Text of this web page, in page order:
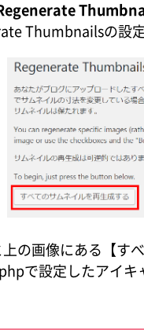
Thumbnailsの設
の画像にある【す
で設定したアイキ